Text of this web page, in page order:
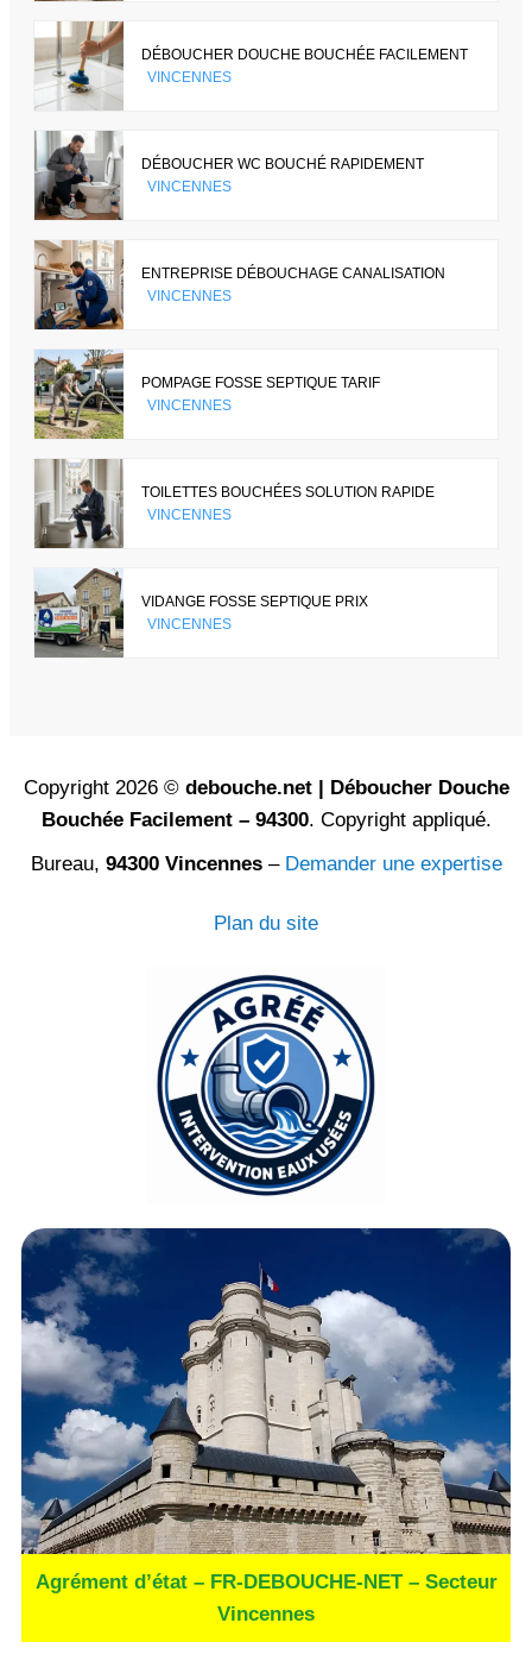
DÉBOUCHER DOUCHE BOUCHÉE FACILEMENT
VINCENNES
DÉBOUCHER WC BOUCHÉ RAPIDEMENT
VINCENNES
ENTREPRISE DÉBOUCHAGE CANALISATION
VINCENNES
POMPAGE FOSSE SEPTIQUE TARIF
VINCENNES
TOILETTES BOUCHÉES SOLUTION RAPIDE
VINCENNES
VIDANGE FOSSE SEPTIQUE PRIX
VINCENNES
Copyright 2026 © debouche.net | Déboucher Douche
Bouchée Facilement – 94300. Copyright appliqué.
Bureau, 94300 Vincennes– Demander une expertise
Plan du site
Agrément d’état – FR-DEBOUCHE-NET – Secteur
Vincennes